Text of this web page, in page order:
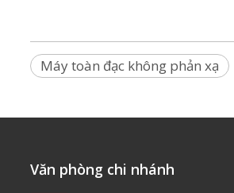
Máy toàn đạc không phản xạ
Văn phòng chi nhánh